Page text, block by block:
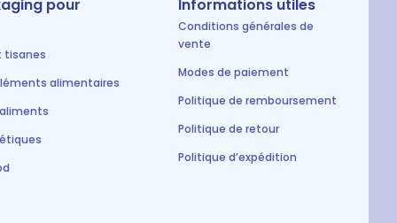
pour
tisanes
alimentaires
Informations utiles
Conditions générales de
vente
Modes de paiement
Politique de remboursement
Politique de retour
Politique d’expédition